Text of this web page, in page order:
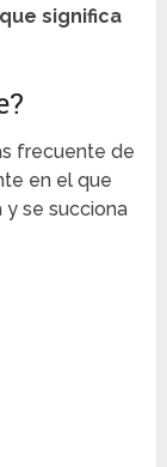
significa
frecuente de
en el que
se succiona